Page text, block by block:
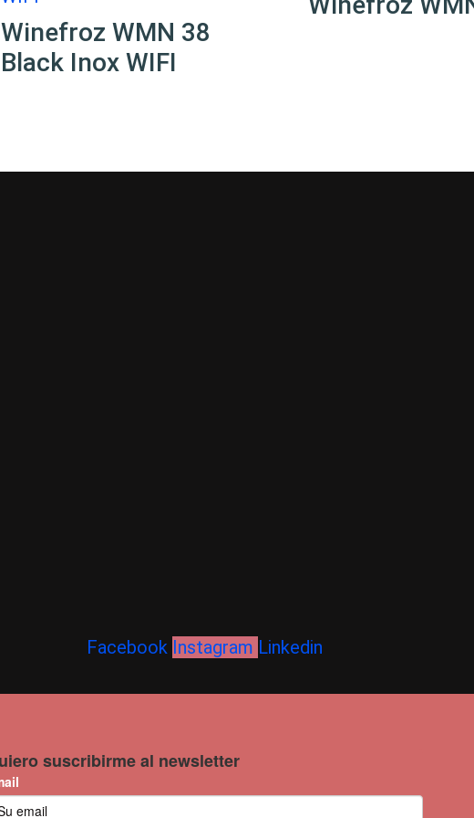
Winefroz WMN 38
Black Inox WIFI
Facebook Instagram Linkedin